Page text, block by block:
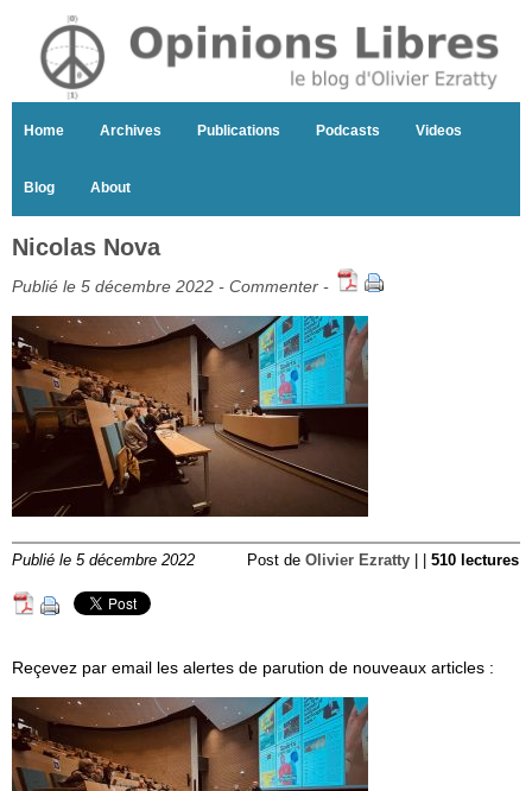
Home Archives Publications Podcasts Videos
Blog About
Nicolas Nova
Publié le 5 décembre 2022 - Commenter -
Publié le 5 décembre 2022 Post de Olivier Ezratty 510 lectures
Reçevez par email les alertes de parution de nouveaux articles :